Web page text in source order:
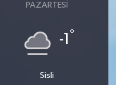
PAZARTESI
-1 °
Sisli